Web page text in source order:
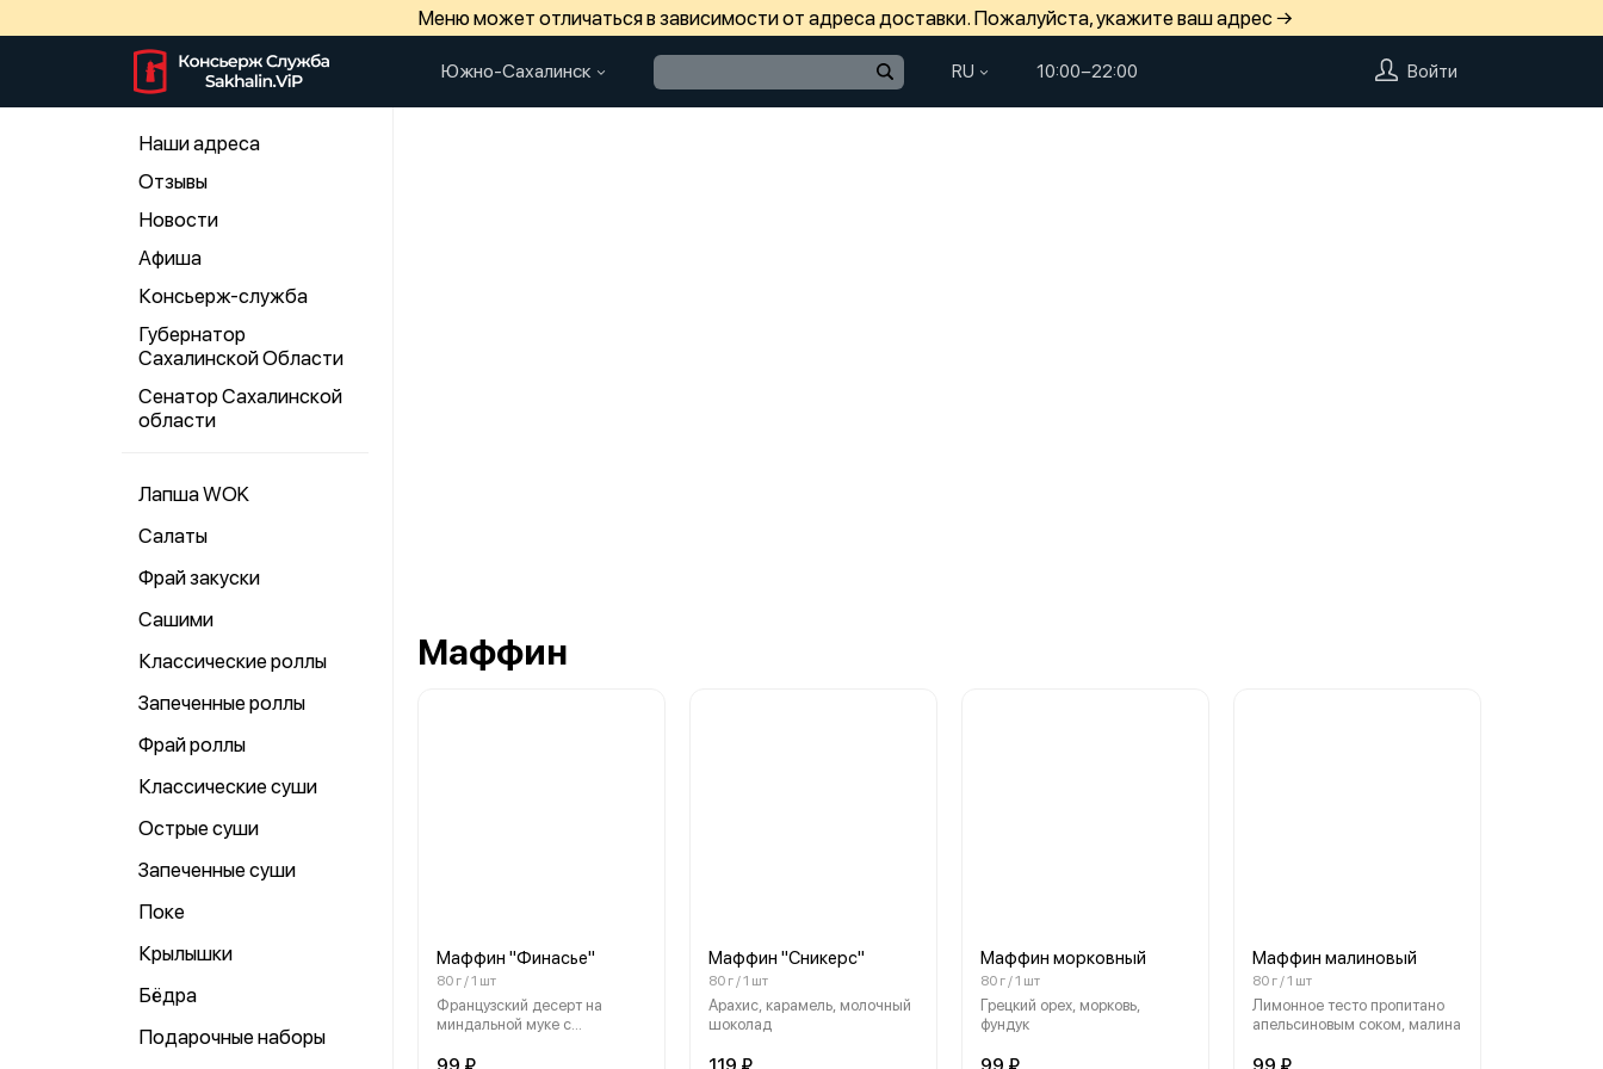
Меню может отличаться в зависимости от адреса доставки. Пожалуйста, укажите ваш адрес →
Южно-Сахалинск RU 10:00−22:00 Войти
Наши адреса
Отзывы
Новости
Афиша
Консьерж-служба
Губернатор
Сахалинской Области
Сенатор Сахалинской
области
Лапша WOK
Салаты
Фрай закуски
Сашими
Классические роллы
Запеченные роллы
Фрай роллы
Классические суши
Острые суши
Запеченные суши
Поке
Крылышки
Бёдра
Подарочные наборы
Маффин
Маффин "Финасье"
80 г / 1 шт
Французский десерт на
миндальной муке с
Маффин "Сникерс"
80 г / 1 шт
Арахис, карамель, молочный
шоколад
Маффин морковный
80 г / 1 шт
Грецкий орех, морковь,
фундук
Маффин малиновый
80 г / 1 шт
Лимонное тесто пропитано
апельсиновым соком, малина